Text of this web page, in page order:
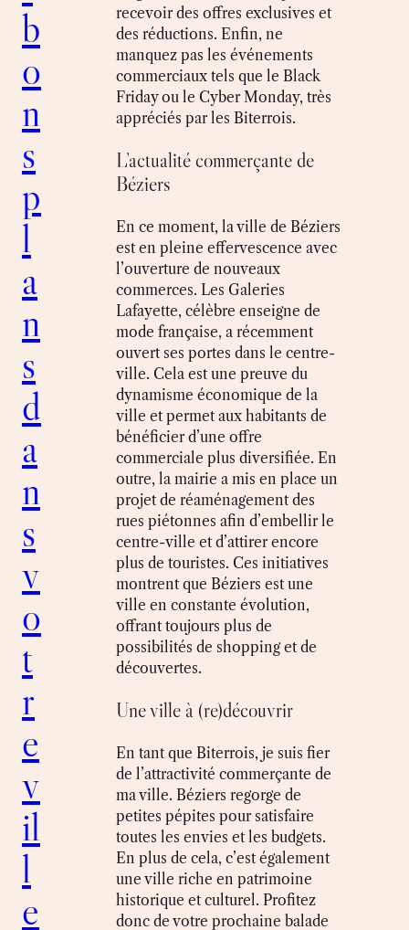
b
o
n
s
p
l
a
n
s
d
a
n
s
v
o
t
r
e
v
il
l
e
recevoir des offres exclusives et
des réductions. Enfin, ne
manquez pas les événements
commerciaux tels que le Black
Friday ou le Cyber Monday, très
appréciés par les Biterrois.
L’actualité commerçante de
Béziers
En ce moment, la ville de Béziers
est en pleine effervescence avec
l’ouverture de nouveaux
commerces. Les Galeries
Lafayette, célèbre enseigne de
mode française, a récemment
ouvert ses portes dans le centre-
ville. Cela est une preuve du
dynamisme économique de la
ville et permet aux habitants de
bénéficier d’une offre
commerciale plus diversifiée. En
outre, la mairie a mis en place un
projet de réaménagement des
rues piétonnes afin d’embellir le
centre-ville et d’attirer encore
plus de touristes. Ces initiatives
montrent que Béziers est une
ville en constante évolution,
offrant toujours plus de
possibilités de shopping et de
découvertes.
Une ville à (re)découvrir
En tant que Biterrois, je suis fier
de l’attractivité commerçante de
ma ville. Béziers regorge de
petites pépites pour satisfaire
toutes les envies et les budgets.
En plus de cela, c’est également
une ville riche en patrimoine
historique et culturel. Profitez
donc de votre prochaine balade